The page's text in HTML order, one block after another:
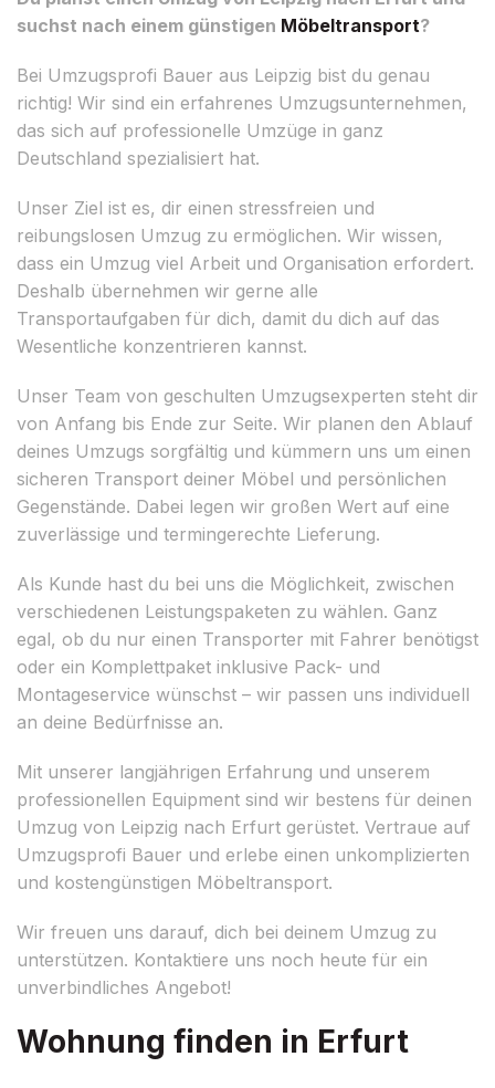
suchst nach einem günstigen Möbeltransport?
Bei Umzugsprofi Bauer aus Leipzig bist du genau
richtig! Wir sind ein erfahrenes Umzugsunternehmen,
das sich auf professionelle Umzüge in ganz
Deutschland spezialisiert hat.
Unser Ziel ist es, dir einen stressfreien und
reibungslosen Umzug zu ermöglichen. Wir wissen,
dass ein Umzug viel Arbeit und Organisation erfordert.
Deshalb übernehmen wir gerne alle
Transportaufgaben für dich, damit du dich auf das
Wesentliche konzentrieren kannst.
Unser Team von geschulten Umzugsexperten steht dir
von Anfang bis Ende zur Seite. Wir planen den Ablauf
deines Umzugs sorgfältig und kümmern uns um einen
sicheren Transport deiner Möbel und persönlichen
Gegenstände. Dabei legen wir großen Wert auf eine
zuverlässige und termingerechte Lieferung.
Als Kunde hast du bei uns die Möglichkeit, zwischen
verschiedenen Leistungspaketen zu wählen. Ganz
egal, ob du nur einen Transporter mit Fahrer benötigst
oder ein Komplettpaket inklusive Pack- und
Montageservice wünschst – wir passen uns individuell
an deine Bedürfnisse an.
Mit unserer langjährigen Erfahrung und unserem
professionellen Equipment sind wir bestens für deinen
Umzug von Leipzig nach Erfurt gerüstet. Vertraue auf
Umzugsprofi Bauer und erlebe einen unkomplizierten
und kostengünstigen Möbeltransport.
Wir freuen uns darauf, dich bei deinem Umzug zu
unterstützen. Kontaktiere uns noch heute für ein
unverbindliches Angebot!
Wohnung finden in Erfurt